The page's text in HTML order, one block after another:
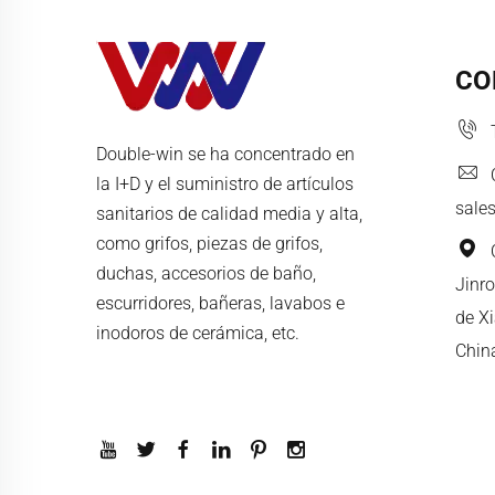
Double-win se ha concentrado en
la I+D y el suministro de artículos
sanitarios de calidad media y alta,
como grifos, piezas de grifos,
duchas, accesorios de baño,
escurridores, bañeras, lavabos e
inodoros de cerámica, etc.
de